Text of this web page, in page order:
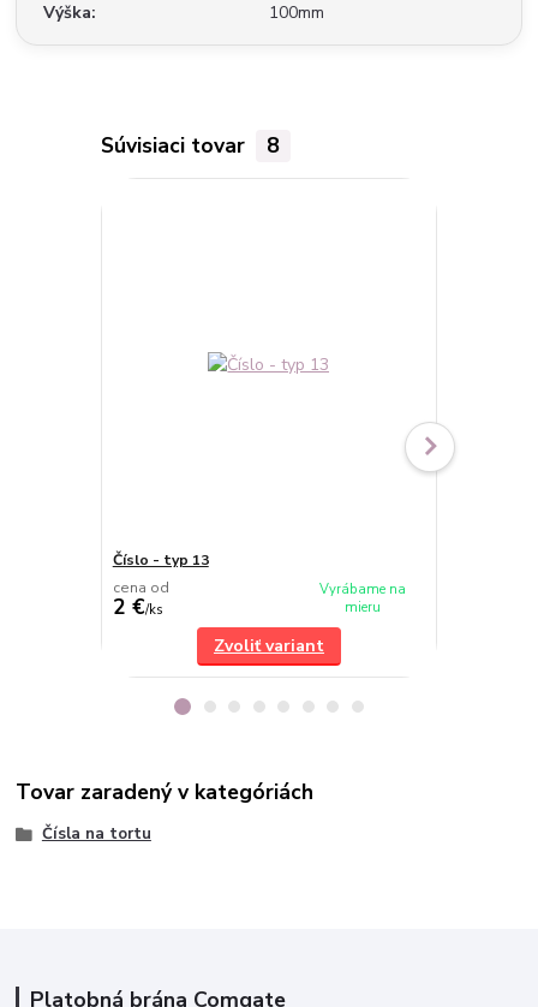
Výška 100mm
Súvisiaci tovar 8
Číslo - typ 13
cena od
2 €/ks
Vyrábame na
mieru
Zvoliť variant
Tovar zaradený v kategóriách
Čísla na tortu
Platobná brána Comgate